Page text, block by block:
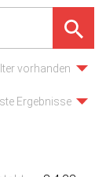
vorhanden
Ergebnisse